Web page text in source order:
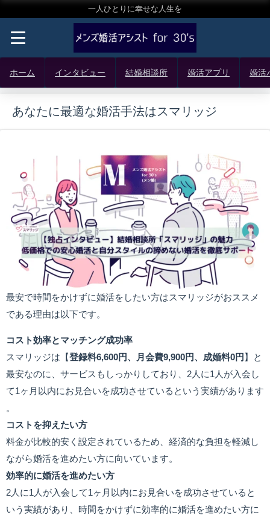
一人ひとりに幸せな人生を
ホーム インタビュー 結婚相談所 婚活アプリ 婚活
あなたに最適な婚活手法はスマリッジ
最安で時間をかけずに婚活をしたい方はスマリッジがおススメ
である理由は以下です。
コスト効率とマッチング成功率
スマリッジは【登録料6,600円、月会費9,900円、成婚料0円 】と
最安なのに、サービスもしっかりしており、2人に1人が入会し
て1ヶ月以内にお見合いを成功させているという実績があります​
。
コストを抑えたい方
料金が比較的安く設定されているため、経済的な負担を軽減し
ながら婚活を進めたい方に向いています​。
効率的に婚活を進めたい方
2人に1人が入会して1ヶ月以内にお見合いを成功させていると
いう実績があり、時間をかけずに効率的に婚活を進めたい方に